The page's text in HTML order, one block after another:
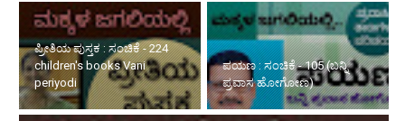
ಪಯಣ : ಸಂಚಿಕೆ - 105 (ಬನ್ನಿ
ಪ್ರವಾಸ ಹೋಗೋಣ)
ಮಕ್ಕಳಿಗಾಗಿ ವಿಜ್ಞಾನ : ಸಂಚಿಕೆ -
134